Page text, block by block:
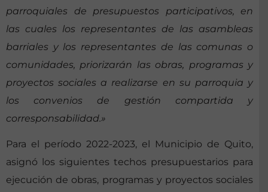
parroquiales de presupuestos participativos, en
las cuales los representantes de las asambleas
barriales y los representantes de las comunas o
comunidades, priorizarán las obras, programas y
proyectos sociales a realizarse en su parroquia y
los convenios de gestión compartida y
corresponsabilidad.»
Para el período 2022-2023, el Municipio de Quito,
asignó los siguientes techos presupuestarios para
ejecución de obras, programas y proyectos sociales